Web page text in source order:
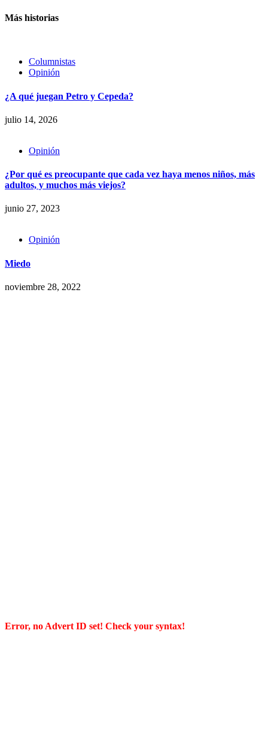
Más historias
Columnistas
Opinión
¿A qué juegan Petro y Cepeda?
julio 14, 2026
Opinión
¿Por qué es preocupante que cada vez haya menos niños, más
adultos, y muchos más viejos?
junio 27, 2023
Opinión
Miedo
noviembre 28, 2022
Error, no Advert ID set! Check your syntax!